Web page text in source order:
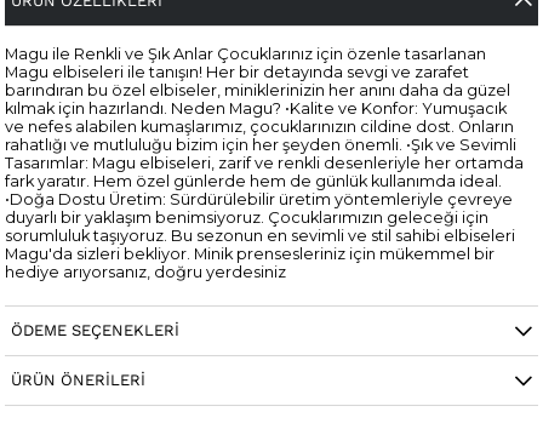
Magu ile Renkli ve Şık Anlar Çocuklarınız için özenle tasarlanan
Magu elbiseleri ile tanışın! Her bir detayında sevgi ve zarafet
barındıran bu özel elbiseler, miniklerinizin her anını daha da güzel
kılmak için hazırlandı. Neden Magu? •Kalite ve Konfor: Yumuşacık
ve nefes alabilen kumaşlarımız, çocuklarınızın cildine dost. Onların
rahatlığı ve mutluluğu bizim için her şeyden önemli. •Şık ve Sevimli
Tasarımlar: Magu elbiseleri, zarif ve renkli desenleriyle her ortamda
fark yaratır. Hem özel günlerde hem de günlük kullanımda ideal.
•Doğa Dostu Üretim: Sürdürülebilir üretim yöntemleriyle çevreye
duyarlı bir yaklaşım benimsiyoruz. Çocuklarımızın geleceği için
sorumluluk taşıyoruz. Bu sezonun en sevimli ve stil sahibi elbiseleri
Magu'da sizleri bekliyor. Minik prensesleriniz için mükemmel bir
hediye arıyorsanız, doğru yerdesiniz
ÖDEME SEÇENEKLERI
ÜRÜN ÖNERILERI